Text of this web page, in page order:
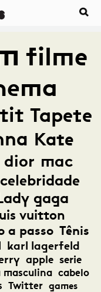
filme
Tapete
Kate
dior mac
celebridade
gaga
vuitton
a passo Tênis
karl lagerfeld
apple serie
masculina cabelo
Twitter games